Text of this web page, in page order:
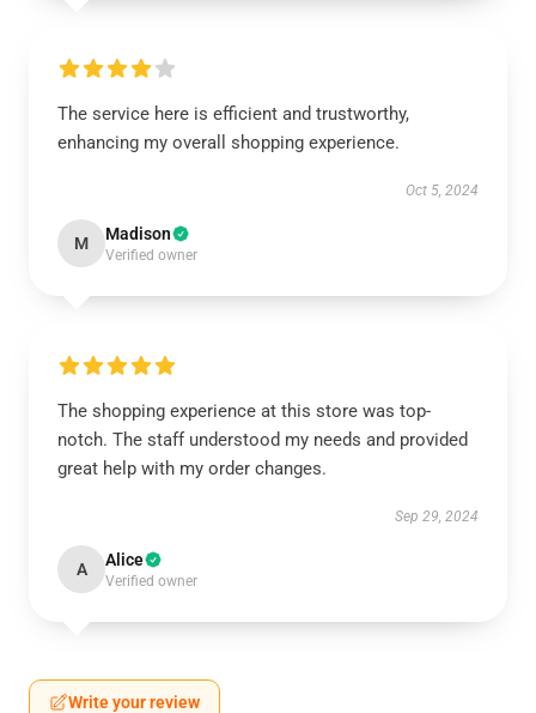
The service here is efficient and trustworthy,
enhancing my overall shopping experience.
Oct 5, 2024
M Madison
Verified owner
The shopping experience at this store was top-
notch. The staff understood my needs and provided
great help with my order changes.
Sep 29, 2024
A Alice
Verified owner
Write your review